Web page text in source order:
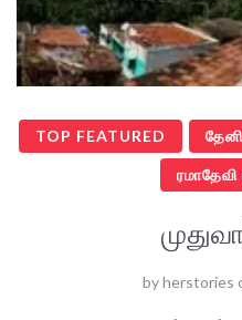
TOP FEATURED
byherstories